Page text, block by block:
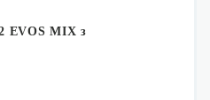
EVOS MIX з